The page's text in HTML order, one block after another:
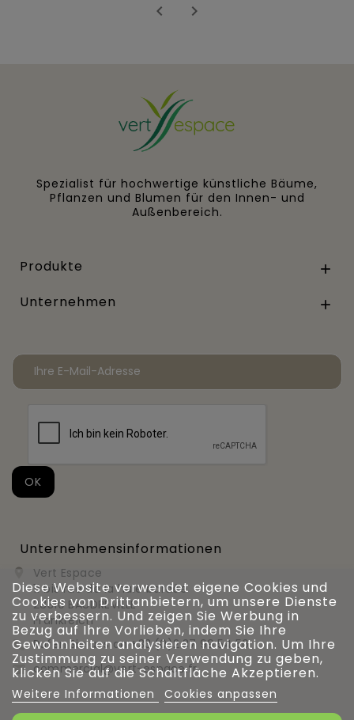
 
Spezialist für hochwertige künstliche Bäume,
Pflanzen und Blumen für den Innen- und
Außenbereich.
Produkte 
Unternehmen 
Unternehmensinformationen

Vert Espace
11 bis rue de la haie bardée
28310 BAUDREVILLE
Frankreich
 Rufen Sie uns an +33 (0)2 37 99 54 56
 commercial@vert-espace.fr
Diese Website verwendet eigene Cookies und
Cookies von Drittanbietern, um unsere Dienste
zu verbessern. Und zeigen Sie Werbung in
Bezug auf Ihre Vorlieben, indem Sie Ihre
Gewohnheiten analysieren navigation. Um Ihre
Zustimmung zu seiner Verwendung zu geben,
klicken Sie auf die Schaltfläche Akzeptieren.
Weitere Informationen Cookies anpassen